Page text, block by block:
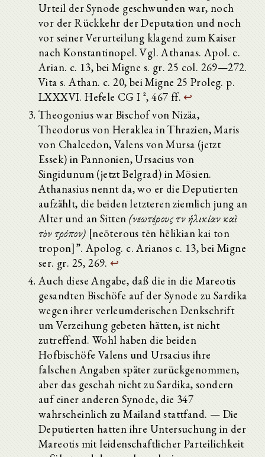
Urteil der Synode geschwunden war, noch
vor der Rückkehr der Deputation und noch
vor seiner Verurteilung klagend zum Kaiser
nach Konstantinopel. Vgl. Athanas. Apol. c.
Arian. c. 13, bei Migne s. gr. 25 col. 269—272.
Vita s. Athan. c. 20, bei Migne 25 Proleg. p.
LXXXVI. Hefele CG I ², 467 ff. ↩
Theogonius war Bischof von Nizäa,
Theodorus von Heraklea in Thrazien, Maris
von Chalcedon, Valens von Mursa (jetzt
Essek) in Pannonien, Ursacius von
Singidunum (jetzt Belgrad) in Mösien.
Athanasius nennt da, wo er die Deputierten
aufzählt, die beiden letzteren ziemlich jung an
Alter und an Sitten (νεωτέρους τὴν ἡλικίαν καὶ
τὸν τρόπον) [neōterous tēn hēlikian kai ton
tropon]”. Apolog. c. Arianos c. 13, bei Migne
ser. gr. 25, 269.↩
Auch diese Angabe, daß die in die Mareotis
gesandten Bischöfe auf der Synode zu Sardika
wegen ihrer verleumderischen Denkschrift
um Verzeihung gebeten hätten, ist nicht
zutreffend. Wohl haben die beiden
Hofbischöfe Valens und Ursacius ihre
falschen Angaben später zurückgenommen,
aber das geschah nicht zu Sardika, sondern
auf einer anderen Synode, die 347
wahrscheinlich zu Mailand stattfand. — Die
Deputierten hatten ihre Untersuchung in der
Mareotis mit leidenschaftlicher Parteilichkeit